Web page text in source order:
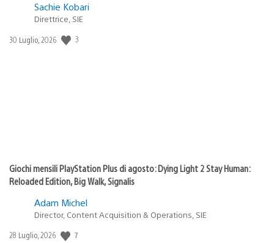
Sachie Kobari
Direttrice, SIE
Data
30 Luglio, 2026 3
Giochi mensili PlayStation Plus di agosto: Dying Light 2 Stay Human:
Reloaded Edition, Big Walk, Signalis
Adam Michel
Director, Content Acquisition & Operations, SIE
Data
28 Luglio, 2026 7